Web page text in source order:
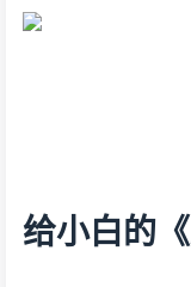
给小白的